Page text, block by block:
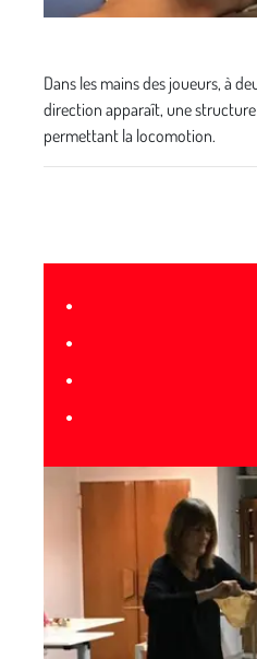
Dans les mains des joueurs, à
direction apparaît, une
permettant la locomotion.
•
•
•
•